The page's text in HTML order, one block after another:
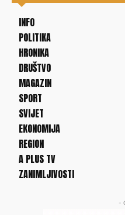
INFO
POLITIKA
HRONIKA
DRUŠTVO
MAGAZIN
SPORT
SVIJET
EKONOMIJA
REGION
A PLUS TV
ZANIMLJIVOSTI
-